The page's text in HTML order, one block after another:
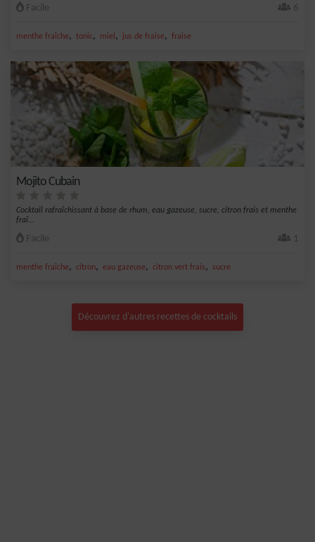
Facile 6
menthe fraîche, tonic, miel , jus de fraise, fraise
Mojito Cubain
Cocktail rafraîchissant à base de rhum, eau gazeuse, sucre, citron frais et menthe
fraî...
Facile 1
menthe fraîche, citron, eau gazeuse, citron vert frais, sucre
Découvrez d'autres recettes de cocktails